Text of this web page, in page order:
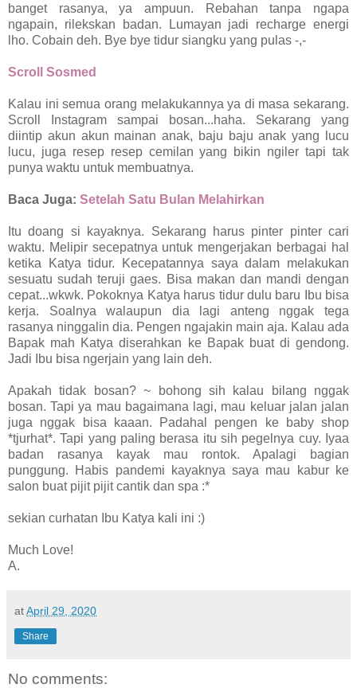
banget rasanya, ya ampuun. Rebahan tanpa ngapa
ngapain, rilekskan badan. Lumayan jadi recharge energi
lho. Cobain deh. Bye bye tidur siangku yang pulas -,-
Scroll Sosmed
Kalau ini semua orang melakukannya ya di masa sekarang.
Scroll Instagram sampai bosan...haha. Sekarang yang
diintip akun akun mainan anak, baju baju anak yang lucu
lucu, juga resep resep cemilan yang bikin ngiler tapi tak
punya waktu untuk membuatnya.
Baca Juga: Setelah Satu Bulan Melahirkan
Itu doang si kayaknya. Sekarang harus pinter pinter cari
waktu. Melipir secepatnya untuk mengerjakan berbagai hal
ketika Katya tidur. Kecepatannya saya dalam melakukan
sesuatu sudah teruji gaes. Bisa makan dan mandi dengan
cepat...wkwk. Pokoknya Katya harus tidur dulu baru Ibu bisa
kerja. Soalnya walaupun dia lagi anteng nggak tega
rasanya ninggalin dia. Pengen ngajakin main aja. Kalau ada
Bapak mah Katya diserahkan ke Bapak buat di gendong.
Jadi Ibu bisa ngerjain yang lain deh.
Apakah tidak bosan? ~ bohong sih kalau bilang nggak
bosan. Tapi ya mau bagaimana lagi, mau keluar jalan jalan
juga nggak bisa kaaan. Padahal pengen ke baby shop
*tjurhat*. Tapi yang paling berasa itu sih pegelnya cuy. Iyaa
badan rasanya kayak mau rontok. Apalagi bagian
punggung. Habis pandemi kayaknya saya mau kabur ke
salon buat pijit pijit cantik dan spa :*
sekian curhatan Ibu Katya kali ini :)
Much Love!
A.
atApril 29, 2020
Share
No comments: